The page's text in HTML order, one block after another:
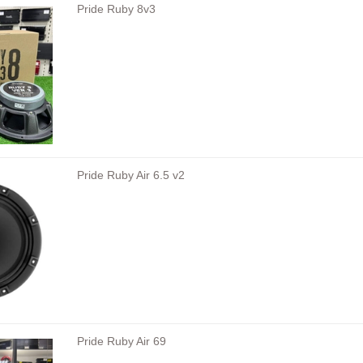
Pride Ruby 8v3
Pride Ruby Air 6.5 v2
Pride Ruby Air 69